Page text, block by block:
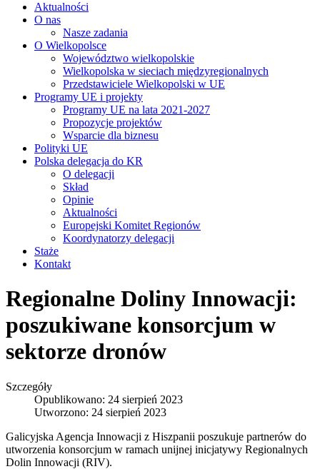
Aktualności
O nas
Nasze zadania
O Wielkopolsce
Województwo wielkopolskie
Wielkopolska w sieciach międzyregionalnych
Przedstawiciele Wielkopolski w UE
Programy UE i projekty
Programy UE na lata 2021-2027
Propozycje projektów
Wsparcie dla biznesu
Polityki UE
Polska delegacja do KR
O delegacji
Skład
Opinie
Aktualności
Europejski Komitet Regionów
Koordynatorzy delegacji
Staże
Kontakt
Regionalne Doliny Innowacji:
poszukiwane konsorcjum w
sektorze dronów
Szczegóły
Opublikowano: 24 sierpień 2023
Utworzono: 24 sierpień 2023
Galicyjska Agencja Innowacji z Hiszpanii poszukuje partnerów do
utworzenia konsorcjum w ramach unijnej inicjatywy Regionalnych
Dolin Innowacji (RIV).